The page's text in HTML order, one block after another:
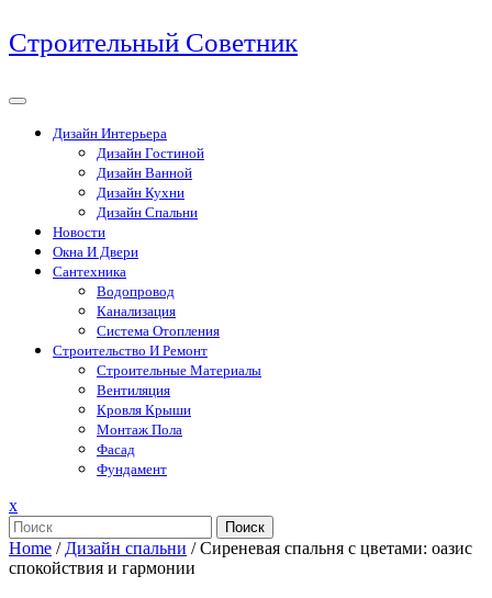
Перейти
к
Строительный Советник
Дизайн Интерьера
Дизайн Гостиной
Дизайн Ванной
Дизайн Кухни
Дизайн Спальни
Новости
Окна И Двери
Сантехника
Водопровод
Канализация
Система Отопления
Строительство И Ремонт
Строительные Материалы
Вентиляция
Кровля Крыши
Монтаж Пола
Фасад
Фундамент
xЗакрыть
меню
Поиск
Home / Дизайн спальни /Сиреневая спальня с цветами: оазис
спокойствия и гармонии